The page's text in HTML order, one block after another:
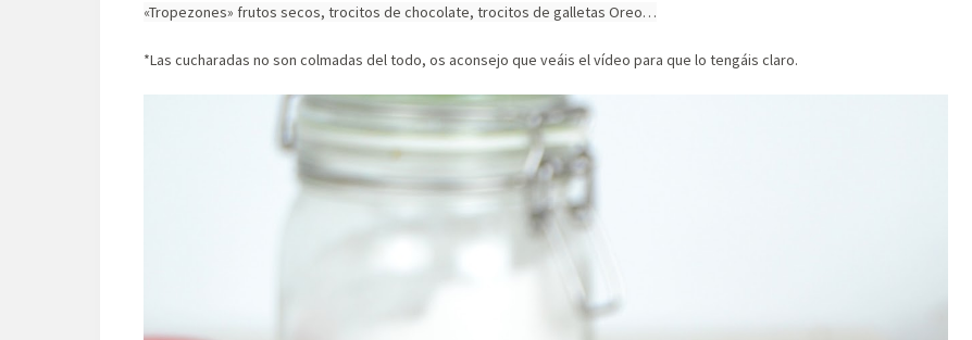
«Tropezones» frutos secos, trocitos de chocolate, trocitos de galletas Oreo…
*Las cucharadas no son colmadas del todo, os aconsejo que veáis el vídeo para que lo tengáis claro.